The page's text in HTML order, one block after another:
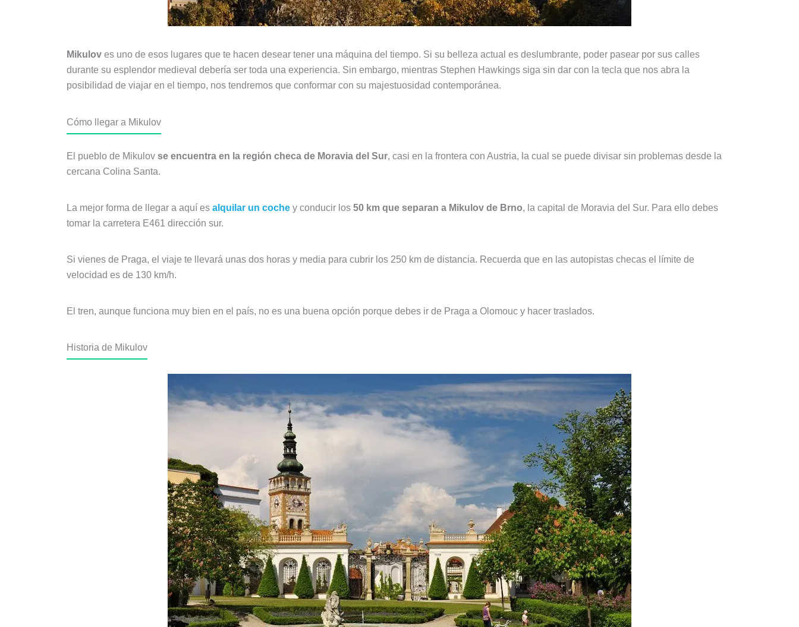
Mikulov es uno de esos lugares que te hacen desear tener una máquina del tiempo. Si su belleza actual es deslumbrante, poder pasear por sus calles
durante su esplendor medieval debería ser toda una experiencia. Sin embargo, mientras Stephen Hawkings siga sin dar con la tecla que nos abra la
posibilidad de viajar en el tiempo, nos tendremos que conformar con su majestuosidad contemporánea.
Cómo llegar a Mikulov
El pueblo de Mikulov se encuentra en la región checa de Moravia del Sur, casi en la frontera con Austria, la cual se puede divisar sin problemas desde la
cercana Colina Santa.
La mejor forma de llegar a aquí es alquilar un coche y conducir los 50 km que separan a Mikulov de Brno, la capital de Moravia del Sur. Para ello debes
tomar la carretera E461 dirección sur.
Si vienes de Praga, el viaje te llevará unas dos horas y media para cubrir los 250 km de distancia. Recuerda que en las autopistas checas el límite de
velocidad es de 130 km/h.
El tren, aunque funciona muy bien en el país, no es una buena opción porque debes ir de Praga a Olomouc y hacer traslados.
Historia de Mikulov